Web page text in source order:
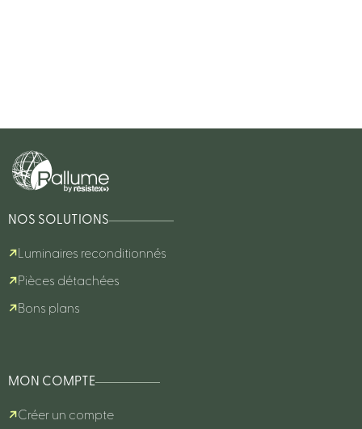
NOS SOLUTIONS
Luminaires reconditionnés
Pièces détachées
Bons plans
MON COMPTE
Créer un compte